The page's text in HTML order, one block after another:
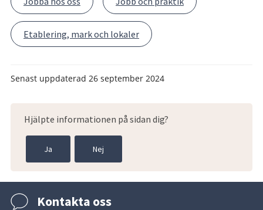
Etablering, mark och lokaler
Senast uppdaterad 26 september 2024
Hjälpte informationen på sidan dig?
Ja Nej
Kontakta oss